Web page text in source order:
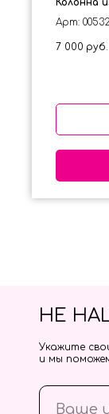
Арт: 00532
7 000 руб.
НЕ
Укажите
и мы